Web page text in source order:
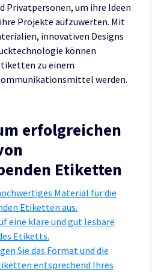
Privatpersonen, um ihre Ideen
Projekte aufzuwerten. Mit
innovativen Designs
können
zu einem
werden.
erfolgreichen
Etiketten
Material für die
Etiketten aus.
eine klare und gut lesbare
Etiketts.
Sie das Format und die
entsprechend Ihres